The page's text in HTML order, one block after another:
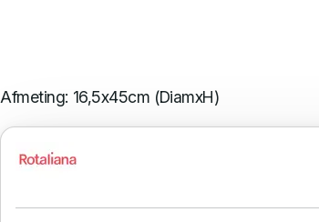
Afmeting: 16,5x45cm (DiamxH)